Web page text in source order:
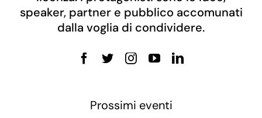
speaker, partner e pubblico accomunati
dalla voglia di condividere.
Prossimi eventi